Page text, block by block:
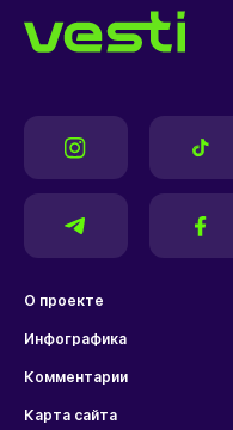
О проекте
Инфографика
Комментарии
Карта сайта